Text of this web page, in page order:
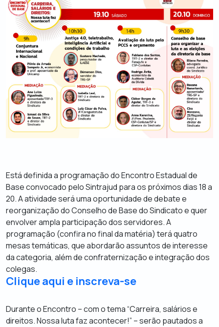
Está definida a programação do Encontro Estadual de
Base convocado pelo Sintrajud para os próximos dias 18 a
20. A atividade será uma oportunidade de debate e
reorganização do Conselho de Base do Sindicato e quer
envolver ampla participação dos servidores. A
programação (confira no final da matéria) terá quatro
mesas temáticas, que abordarão assuntos de interesse
da categoria, além de confraternização e integração dos
colegas.
Clique aqui e inscreva-se
Durante o Encontro – com o tema “Carreira, salários e
direitos. Nossa luta faz acontecer!” – serão pautados a